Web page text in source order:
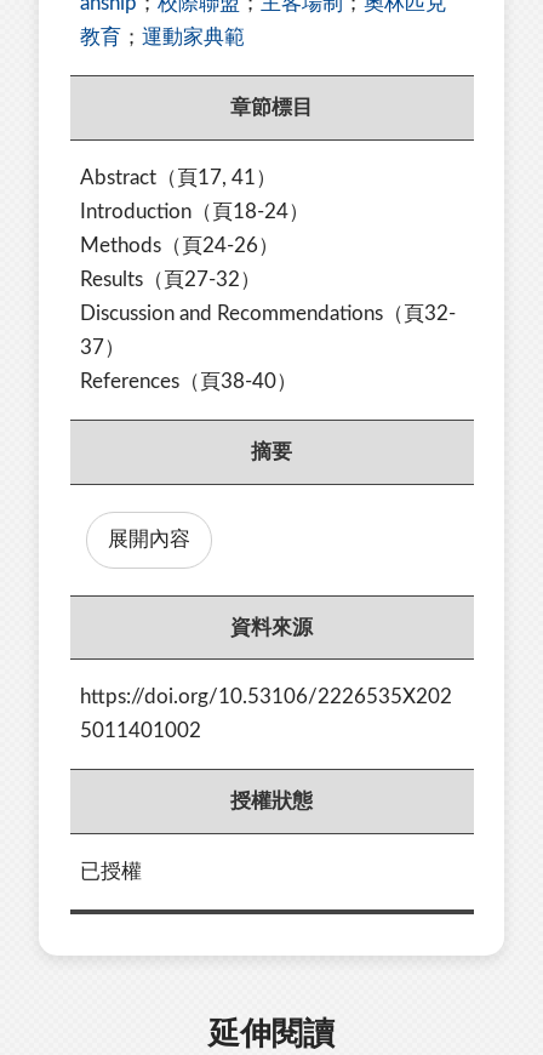
教育 ； 運動家典範
章節標目
Abstract（頁17, 41）
Introduction（頁18-24）
Methods（頁24-26）
Results（頁27-32）
Discussion and Recommendations（頁32-
37）
References （頁38-40）
摘要
展開內容
資料來源
https://doi.org/10.53106/2226535X202
5011401002
授權狀態
已授權
延伸閱讀